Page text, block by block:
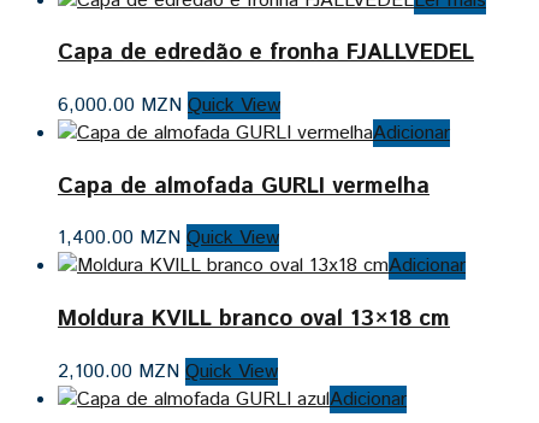
Capa de edredão e fronha FJALLVEDEL
6,000.00 MZN Quick View
Adicionar
Capa de almofada GURLI vermelha
1,400.00 MZN Quick View
Adicionar
Moldura KVILL branco oval 13×18 cm
2,100.00 MZN Quick View
Adicionar